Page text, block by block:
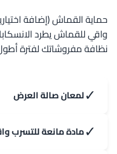
حماية القماش (إضافة
واقي للقماش يطرد
نظافة مفروشاتك لفترة
✓لمعان صالة العرض
✓مادة مانعة للتسرب